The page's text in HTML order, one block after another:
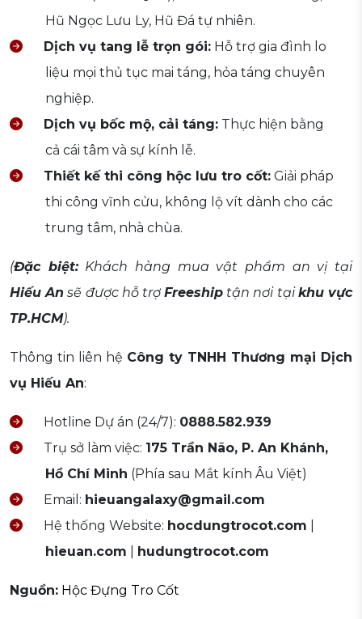
Hũ Ngọc Lưu Ly, Hũ Đá tự nhiên.
Dịch vụ tang lễ trọn gói: Hỗ trợ gia đình lo
liệu mọi thủ tục mai táng, hỏa táng chuyên
nghiệp.
Dịch vụ bốc mộ, cải táng: Thực hiện bằng
cả cái tâm và sự kính lễ.
Thiết kế thi công hộc lưu tro cốt: Giải pháp
thi công vĩnh cửu, không lộ vít dành cho các
trung tâm, nhà chùa.
(Đặc biệt:Khách hàng mua vật phẩm an vị tại
Hiếu An sẽ được hỗ trợFreeship tận nơi tạikhu vực
TP.HCM).
Thông tin liên hệ Công ty TNHH Thương mại Dịch
vụ Hiếu An:
Hotline Dự án (24/7): 0888.582.939
Trụ sở làm việc: 175 Trần Não, P. An Khánh,
Hồ Chí Minh (Phía sau Mắt kính Âu Việt)
Email: hieuangalaxy@gmail.com
Hệ thống Website: hocdungtrocot.com
hieuan.com
hudungtrocot.com
Nguồn: Hộc Đựng Tro Cốt